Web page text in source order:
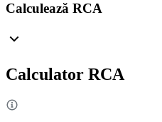
Calculează RCA
Calculator RCA